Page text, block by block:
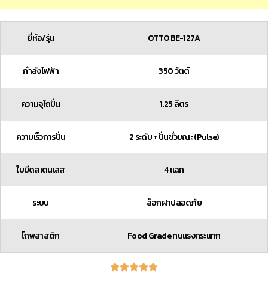
ยี่ห้อ/รุ่น OTTO BE-127A
กำลังไฟฟ้า 350 วัตต์
ความจุโถปั่น 1.25 ลิตร
ความเร็วการปั่น 2 ระดับ + ปั่นชั่วขณะ (Pulse)
ใบมีดสเตนเลส 4 แฉก
ระบบ ล็อกฝาปลอดภัย
โถพลาสติก Food Grade ทนแรงกระแทก